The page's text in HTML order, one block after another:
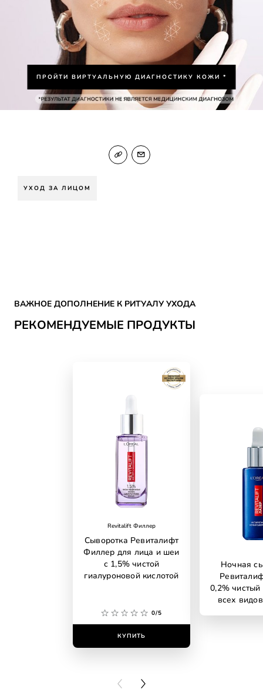
ПРОЙТИ ВИРТУАЛЬНУЮ ДИАГНОСТИКУ КОЖИ *
УХОД ЗА ЛИЦОМ
РЕКОМЕНДУЕМЫЕ ПРОДУКТЫ
ВАЖНОЕ ДОПОЛНЕНИЕ К РИТУАЛУ УХОДА
Revitalift Филлер
Сыворотка Ревиталифт
Филлер для лица и шеи
с 1,5% чистой
гиалуроновой кислотой
0/5
КУПИТЬ
Ночная
0,2% чистый
всех
PREVIOUS CARD
NEXT CARD